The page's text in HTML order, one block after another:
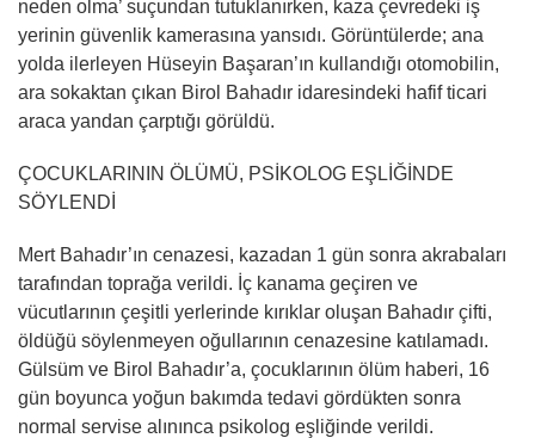
neden olma’ suçundan tutuklanırken, kaza çevredeki iş
yerinin güvenlik kamerasına yansıdı. Görüntülerde; ana
yolda ilerleyen Hüseyin Başaran’ın kullandığı otomobilin,
ara sokaktan çıkan Birol Bahadır idaresindeki hafif ticari
araca yandan çarptığı görüldü.
ÇOCUKLARININ ÖLÜMÜ, PSİKOLOG EŞLİĞİNDE
SÖYLENDİ
Mert Bahadır’ın cenazesi, kazadan 1 gün sonra akrabaları
tarafından toprağa verildi. İç kanama geçiren ve
vücutlarının çeşitli yerlerinde kırıklar oluşan Bahadır çifti,
öldüğü söylenmeyen oğullarının cenazesine katılamadı.
Gülsüm ve Birol Bahadır’a, çocuklarının ölüm haberi, 16
gün boyunca yoğun bakımda tedavi gördükten sonra
normal servise alınınca psikolog eşliğinde verildi.